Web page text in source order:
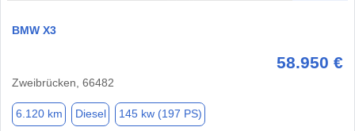
BMW X3
58.950 €
Zweibrücken, 66482
6.120 km Diesel 145 kw (197 PS)